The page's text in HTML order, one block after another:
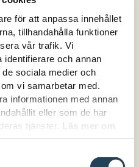
för att anpassa innehållet
tillhandahålla funktioner
vår trafik. Vi
identifierare och annan
sociala medier och
vi samarbetar med.
informationen med annan
eller som de har
tjänster. Läs mer om
för att få till en
både elever med
2E utan att öka din
- undervisning